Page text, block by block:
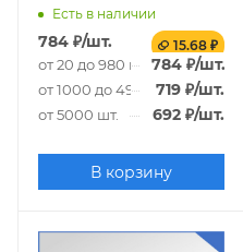
м2Есть в наличии
784 ₽/шт. 15.68 ₽
от 20 до 980 шт. 784 ₽/шт.
от 1000 до 4980 шт.
719₽/шт.
от 5000 шт. 692₽/шт.
В корзину